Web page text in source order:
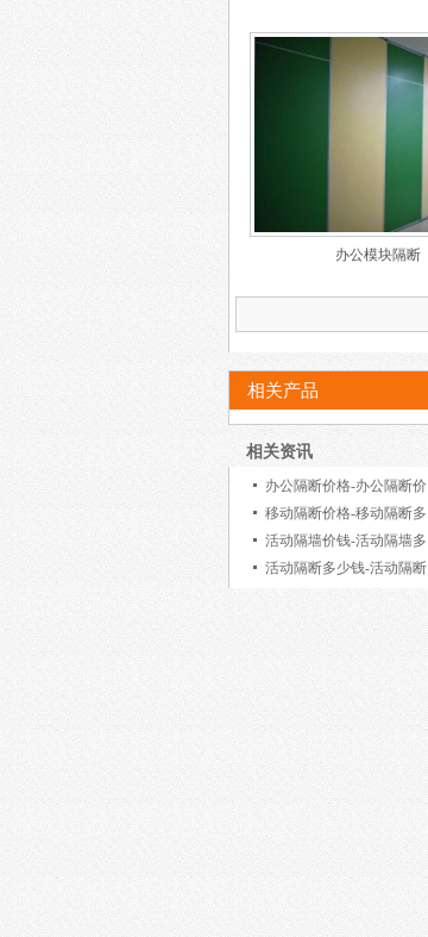
办公模块隔断
相关产品
相关资讯
办公隔断价格-办公隔断价
移动隔断价格-移动隔断多
活动隔墙价钱-活动隔墙多
活动隔断多少钱-活动隔断